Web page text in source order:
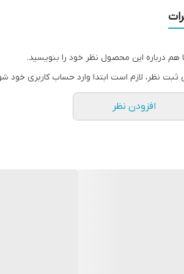
هم درباره این محصول نظر خود را بنویسید.
ثبت نظر، لازم است ابتدا وارد حساب کاربری خود
افزودن نظر